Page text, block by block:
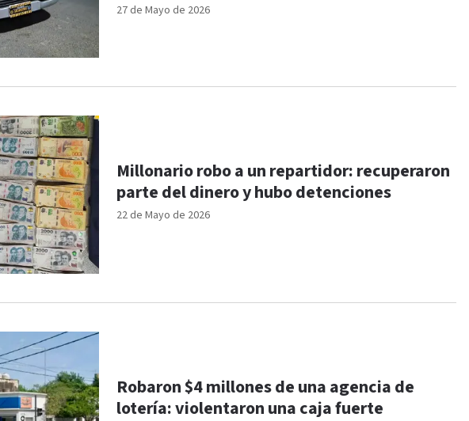
27 de Mayo de 2026
22 de Mayo de 2026
Millonario robo a un repartidor: recuperaron
parte del dinero y hubo detenciones
Robaron $4 millones de una agencia de
lotería: violentaron una caja fuerte